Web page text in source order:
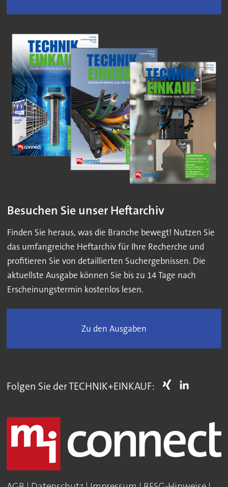
Besuchen Sie unser Heftarchiv
Finden Sie heraus, was die Branche bewegt! Nutzen Sie
das umfangreiche Heftarchiv für Ihre Recherche und
profitieren Sie von detaillierten Suchergebnissen. Die
aktuellste Ausgabe können Sie bis zu 14 Tage nach
Erscheinungstermin kostenlos lesen.
Zu den Ausgaben
Folgen Sie der TECHNIK+EINKAUF: